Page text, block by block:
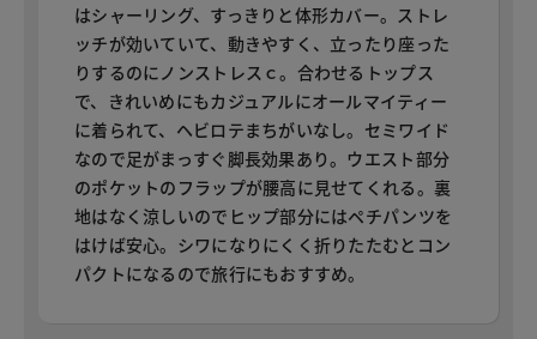
はシャーリング、すっきりと体形カバー。ストレ
ッチが効いていて、動きやすく、立ったり座った
りするのにノンストレスｃ。合わせるトップス
で、きれいめにもカジュアルにオールマイティー
に着られて、ヘビロテまちがいなし。セミワイド
なので足がまっすぐ脚長効果あり。ウエスト部分
のポケットのフラップが腰高に見せてくれる。裏
地はなく涼しいのでヒップ部分にはペチパンツを
はけば安心。シワになりにくく折りたたむとコン
パクトになるので旅行にもおすすめ。